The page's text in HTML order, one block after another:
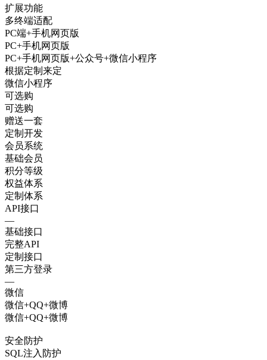
扩展功能
多终端适配
PC端+手机网页版
PC+手机网页版
PC+手机网页版+公众号+微信小程序
根据定制来定
微信小程序
可选购
可选购
赠送一套
定制开发
会员系统
基础会员
积分等级
权益体系
定制体系
API接口
—
基础接口
完整API
定制接口
第三方登录
—
微信
微信+QQ+微博
微信+QQ+微博
安全防护
SQL注入防护